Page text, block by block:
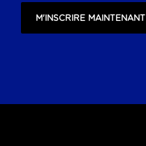
M'INSCRIRE MAINTENANT